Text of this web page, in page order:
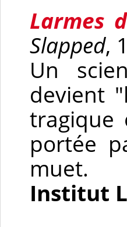
Larmes
Slapped,
Un
devient
tragique
portée
muet.
Institut